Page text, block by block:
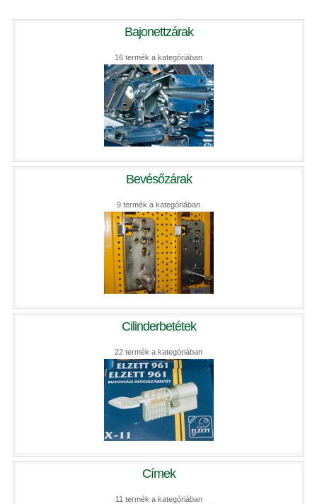
Bajonettzárak
16 termék a kategóriában
Bevésőzárak
9 termék a kategóriában
Cilinderbetétek
22 termék a kategóriában
Címek
11 termék a kategóriában